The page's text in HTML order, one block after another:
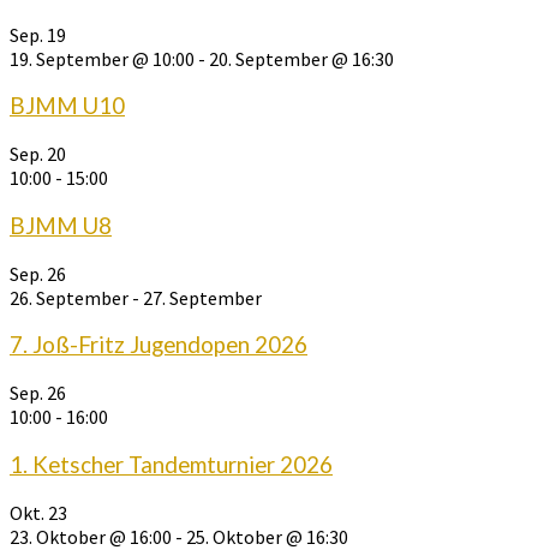
Sep. 19
19. September @ 10:00 - 20. September @ 16:30
BJMM U10
Sep. 20
10:00 - 15:00
BJMM U8
Sep. 26
26. September - 27. September
7. Joß-Fritz Jugendopen 2026
Sep. 26
10:00 - 16:00
1. Ketscher Tandemturnier 2026
Okt. 23
23. Oktober @ 16:00 - 25. Oktober @ 16:30